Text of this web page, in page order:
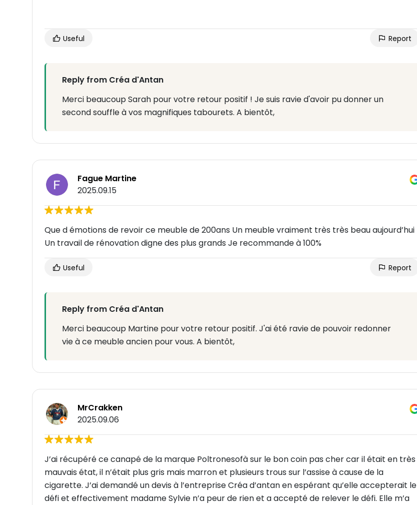
Useful Report
Reply from Créa d'Antan
Merci beaucoup Sarah pour votre retour positif ! Je suis ravie d'avoir pu donner un
second souffle à vos magnifiques tabourets. A bientôt,
Fague Martine
2025.09.15
Que d émotions de revoir ce meuble de 200ans Un meuble vraiment très très beau aujourd’hui
Un travail de rénovation digne des plus grands Je recommande à 100%
Useful Report
Reply from Créa d'Antan
Merci beaucoup Martine pour votre retour positif. J'ai été ravie de pouvoir redonner
vie à ce meuble ancien pour vous. A bientôt,
MrCrakken
2025.09.06
J’ai récupéré ce canapé de la marque Poltronesofà sur le bon coin pas cher car il était en très
mauvais état, il n’était plus gris mais marron et plusieurs trous sur l’assise à cause de la
cigarette. J’ai demandé un devis à l’entreprise Créa d’antan en espérant qu’elle accepterait le
défi et effectivement madame Sylvie n’a peur de rien et a accepté de relever le défi. Elle m’a